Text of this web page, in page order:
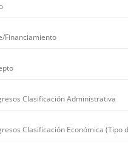
Financiamiento
Clasificación Administrativa
Clasificación Económica (Tipo